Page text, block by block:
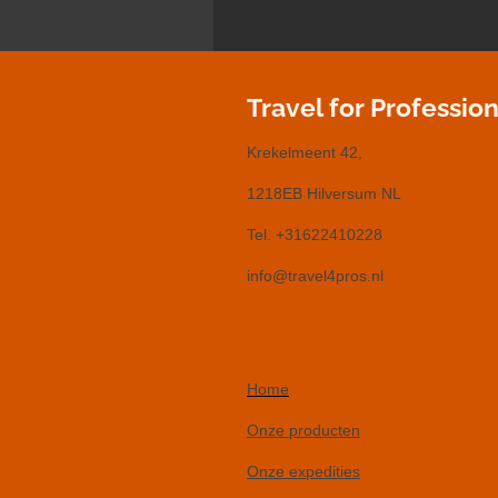
Travel for
Krekelmeent 42,
1218EB Hilversum NL
Tel. +31622410228
info@travel4pros.nl
Home
Onze producten
Onze expedities